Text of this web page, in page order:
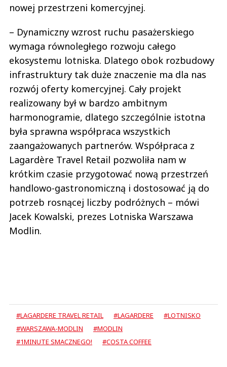
nowej przestrzeni komercyjnej.
– Dynamiczny wzrost ruchu pasażerskiego
wymaga równoległego rozwoju całego
ekosystemu lotniska. Dlatego obok rozbudowy
infrastruktury tak duże znaczenie ma dla nas
rozwój oferty komercyjnej. Cały projekt
realizowany był w bardzo ambitnym
harmonogramie, dlatego szczególnie istotna
była sprawna współpraca wszystkich
zaangażowanych partnerów. Współpraca z
Lagardère Travel Retail pozwoliła nam w
krótkim czasie przygotować nową przestrzeń
handlowo-gastronomiczną i dostosować ją do
potrzeb rosnącej liczby podróżnych – mówi
Jacek Kowalski, prezes Lotniska Warszawa
Modlin.
#LAGARDERE TRAVEL RETAIL #LAGARDERE
#LOTNISKO
#WARSZAWA-MODLIN
#MODLIN
#1MINUTE SMACZNEGO!
#COSTA COFFEE